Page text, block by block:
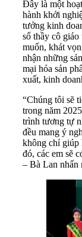
Đây là một
hành khởi
tưởng kinh
số thầy cô
muốn, khát
nhận những
mại hóa sản
xuất, kinh
“Chúng tôi sẽ
trong năm
trình tương tự
đều mang ý
không chỉ giúp
đó, các em sẽ
– Bà Lan nhấn